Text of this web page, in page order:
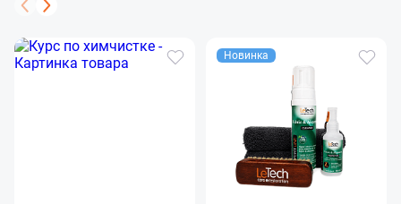
Новинка